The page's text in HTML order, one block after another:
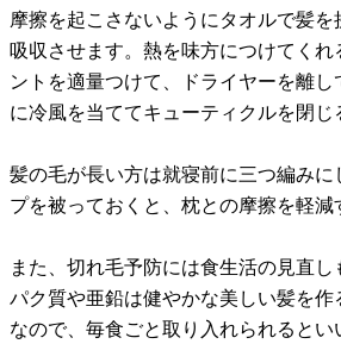
摩擦を起こさないようにタオルで髪
吸収させます。熱を味方につけてくれ
ントを適量つけて、ドライヤーを離
に冷風を当ててキューティクルを閉じ
髪の毛が長い方は就寝前に三つ編みに
プを被っておくと、枕との摩擦を軽減
また、切れ毛予防には食生活の見直
パク質や亜鉛は健やかな美しい髪を
なので、毎食ごと取り入れられるとい